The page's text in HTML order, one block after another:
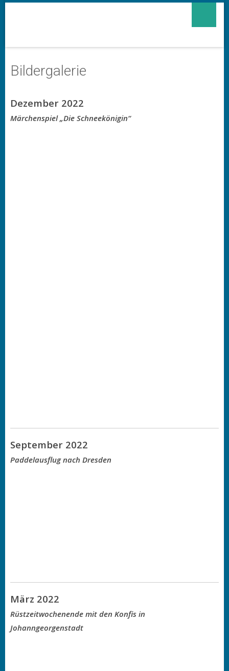
Bildergalerie
Dezember 2022
Märchenspiel „Die Schneekönigin“
September 2022
Paddelausflug nach Dresden
März 2022
Rüstzeitwochenende mit den Konfis in
Johanngeorgenstadt